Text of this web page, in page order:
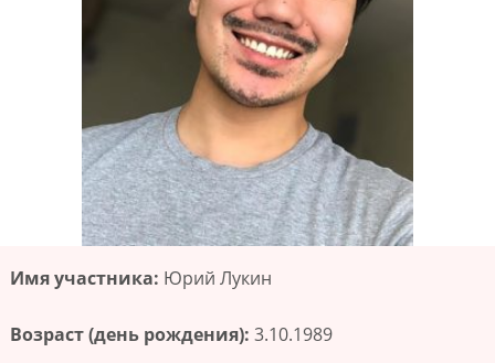
Имя участника: Юрий Лукин
Возраст (день рождения): 3.10.1989